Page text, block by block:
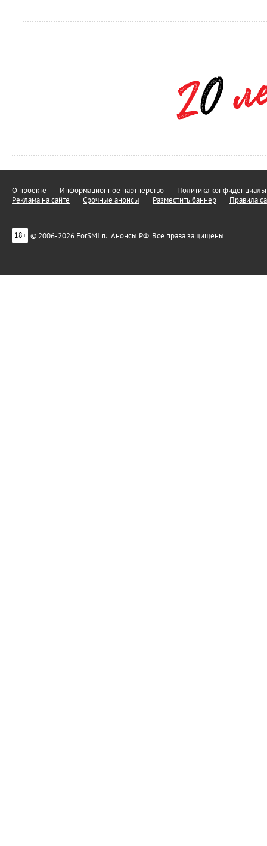
О проекте Информационное партнерство
Политика
Реклама на сайте
Срочные анонсы Разместить баннер Правила
18+ © 2006-2026 ForSMI.ru. Анонсы.РФ. Все права защищены.